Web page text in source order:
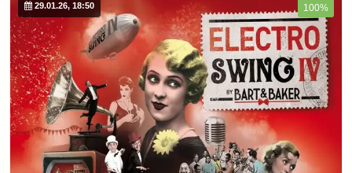
29.01.26, 18:50 100%